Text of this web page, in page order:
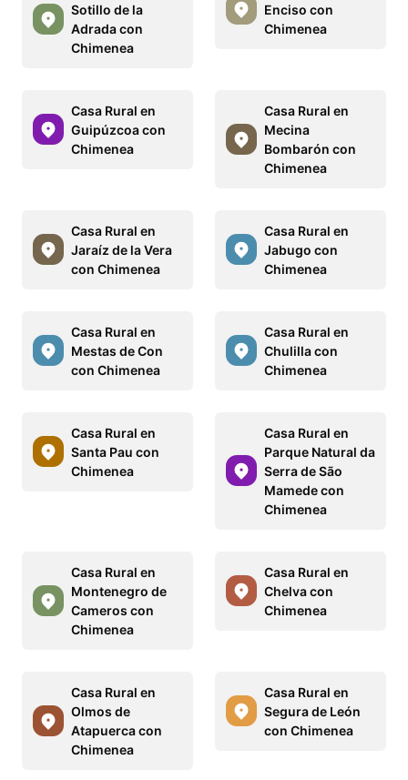
Sotillo de la
Adrada con
Chimenea
Enciso con
Chimenea
Casa Rural en
Guipúzcoa con
Chimenea
Casa Rural en
Mecina
Bombarón con
Chimenea
Casa Rural en
Jaraíz de la Vera
con Chimenea
Casa Rural en
Jabugo con
Chimenea
Casa Rural en
Mestas de Con
con Chimenea
Casa Rural en
Chulilla con
Chimenea
Casa Rural en
Santa Pau con
Chimenea
Casa Rural en
Parque Natural da
Serra de São
Mamede con
Chimenea
Casa Rural en
Montenegro de
Cameros con
Chimenea
Casa Rural en
Chelva con
Chimenea
Casa Rural en
Olmos de
Atapuerca con
Chimenea
Casa Rural en
Segura de León
con Chimenea